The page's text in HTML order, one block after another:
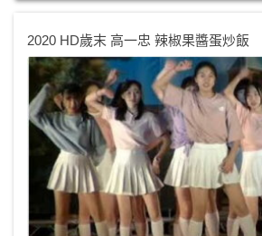
2020 HD歲末 高一忠 辣椒果醬蛋炒飯